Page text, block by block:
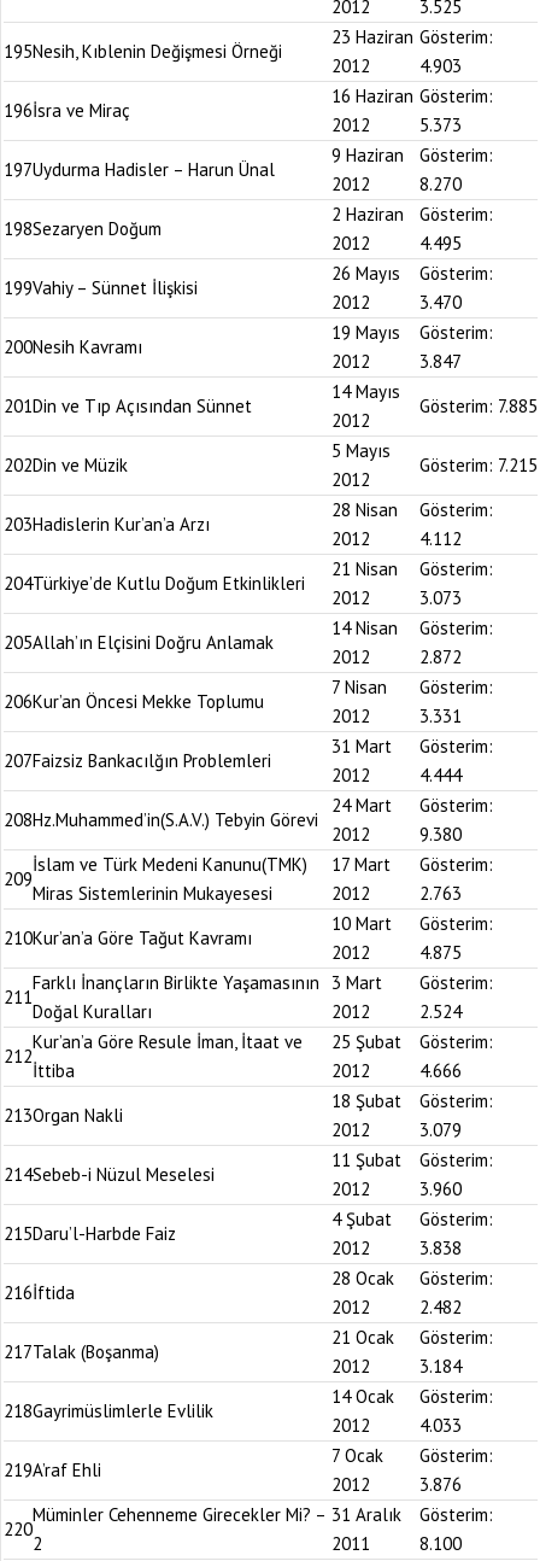
2012
3.525
195Nesih, Kıblenin Değişmesi Örneği
23 Haziran
2012
Gösterim:
4.903
196İsra ve Miraç
16 Haziran
2012
Gösterim:
5.373
197Uydurma Hadisler – Harun Ünal
9 Haziran
2012
Gösterim:
8.270
198Sezaryen Doğum
2 Haziran
2012
Gösterim:
4.495
199Vahiy – Sünnet İlişkisi
26 Mayıs
2012
Gösterim:
3.470
200Nesih Kavramı
19 Mayıs
2012
Gösterim:
3.847
201Din ve Tıp Açısından Sünnet
14 Mayıs
2012
Gösterim: 7.885
202Din ve Müzik
5 Mayıs
2012
Gösterim: 7.215
203Hadislerin Kur’an’a Arzı
28 Nisan
2012
Gösterim:
4.112
204Türkiye’de Kutlu Doğum Etkinlikleri
21 Nisan
2012
Gösterim:
3.073
205Allah’ın Elçisini Doğru Anlamak
14 Nisan
2012
Gösterim:
2.872
206Kur’an Öncesi Mekke Toplumu
7 Nisan
2012
Gösterim:
3.331
207Faizsiz Bankacılğın Problemleri
31 Mart
2012
Gösterim:
4.444
208Hz.Muhammed’in(S.A.V.) Tebyin Görevi
24 Mart
2012
Gösterim:
9.380
209
İslam ve Türk Medeni Kanunu(TMK)
Miras Sistemlerinin Mukayesesi
17 Mart
2012
Gösterim:
2.763
210Kur’an’a Göre Tağut Kavramı
10 Mart
2012
Gösterim:
4.875
211
Farklı İnançların Birlikte Yaşamasının
Doğal Kuralları
3 Mart
2012
Gösterim:
2.524
212
Kur’an’a Göre Resule İman, İtaat ve
İttiba
25 Şubat
2012
Gösterim:
4.666
213Organ Nakli
18 Şubat
2012
Gösterim:
3.079
214Sebeb-i Nüzul Meselesi
11 Şubat
2012
Gösterim:
3.960
215Daru’l-Harbde Faiz
4 Şubat
2012
Gösterim:
3.838
216İftida
28 Ocak
2012
Gösterim:
2.482
217Talak (Boşanma)
21 Ocak
2012
Gösterim:
3.184
218Gayrimüslimlerle Evlilik
14 Ocak
2012
Gösterim:
4.033
219A’raf Ehli
7 Ocak
2012
Gösterim:
3.876
220
Müminler Cehenneme Girecekler Mi? –
2
31 Aralık
2011
Gösterim:
8.100